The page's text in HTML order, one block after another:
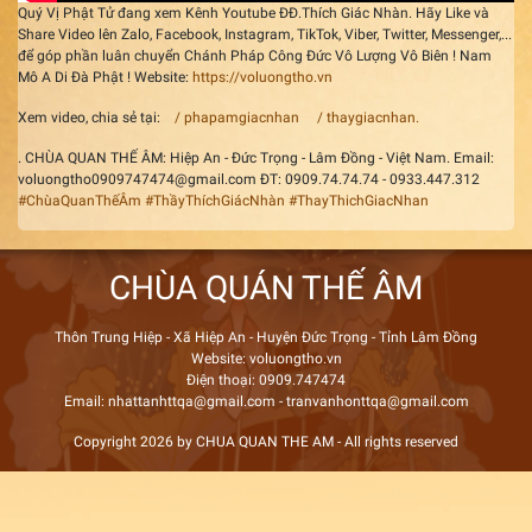
Quý Vị Phật Tử đang xem Kênh Youtube ĐĐ.Thích Giác Nhàn. Hãy Like và
Share Video lên Zalo, Facebook, Instagram, TikTok, Viber, Twitter, Messenger,...
để góp phần luân chuyển Chánh Pháp Công Đức Vô Lượng Vô Biên ! Nam
Mô A Di Đà Phật ! Website: https://voluongtho.vn
Xem video, chia sẻ tại: / phapamgiacnhan / thaygiacnhan.
. CHÙA QUAN THẾ ÂM: Hiệp An - Đức Trọng - Lâm Đồng - Việt Nam. Email:
voluongtho0909747474@gmail.com ĐT: 0909.74.74.74 - 0933.447.312
#ChùaQuanThếÂm #ThầyThíchGiácNhàn #ThayThichGiacNhan
CHÙA QUÁN THẾ ÂM
Thôn Trung Hiệp - Xã Hiệp An - Huyện Đức Trọng - Tỉnh Lâm Đồng
Website: voluongtho.vn
Điện thoại: 0909.747474
Email: nhattanhttqa@gmail.com - tranvanhonttqa@gmail.com
Copyright 2026 by CHUA QUAN THE AM - All rights reserved